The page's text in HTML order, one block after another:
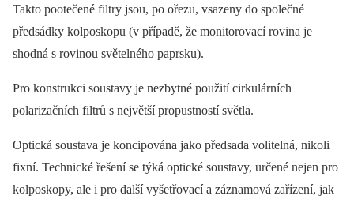
Takto pootečené filtry jsou, po ořezu, vsazeny do společné
předsádky kolposkopu (v případě, že monitorovací rovina je
shodná s rovinou světelného paprsku).
Pro konstrukci soustavy je nezbytné použití cirkulárních
polarizačních filtrů s největší propustností světla.
Optická soustava je koncipována jako předsada volitelná, nikoli
fixní. Technické řešení se týká optické soustavy, určené nejen pro
kolposkopy, ale i pro další vyšetřovací a záznamová zařízení, jak